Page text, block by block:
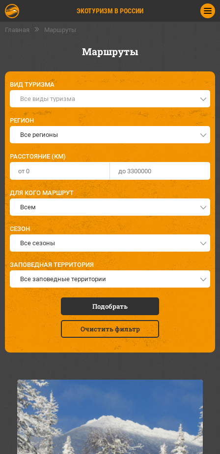
ЭКОТУРИЗМ В РОССИИ
Главная Маршруты
Маршруты
ВИД ТУРИЗМА
Все виды туризма
РЕГИОН
Все регионы
РАССТОЯНИЕ (КМ)
ДЛЯ КОГО МАРШРУТ
Всем
СЕЗОН
Все сезоны
ЗАПОВЕДНАЯ ТЕРРИТОРИЯ
Все заповедные территории
Подобрать
Очистить фильтр